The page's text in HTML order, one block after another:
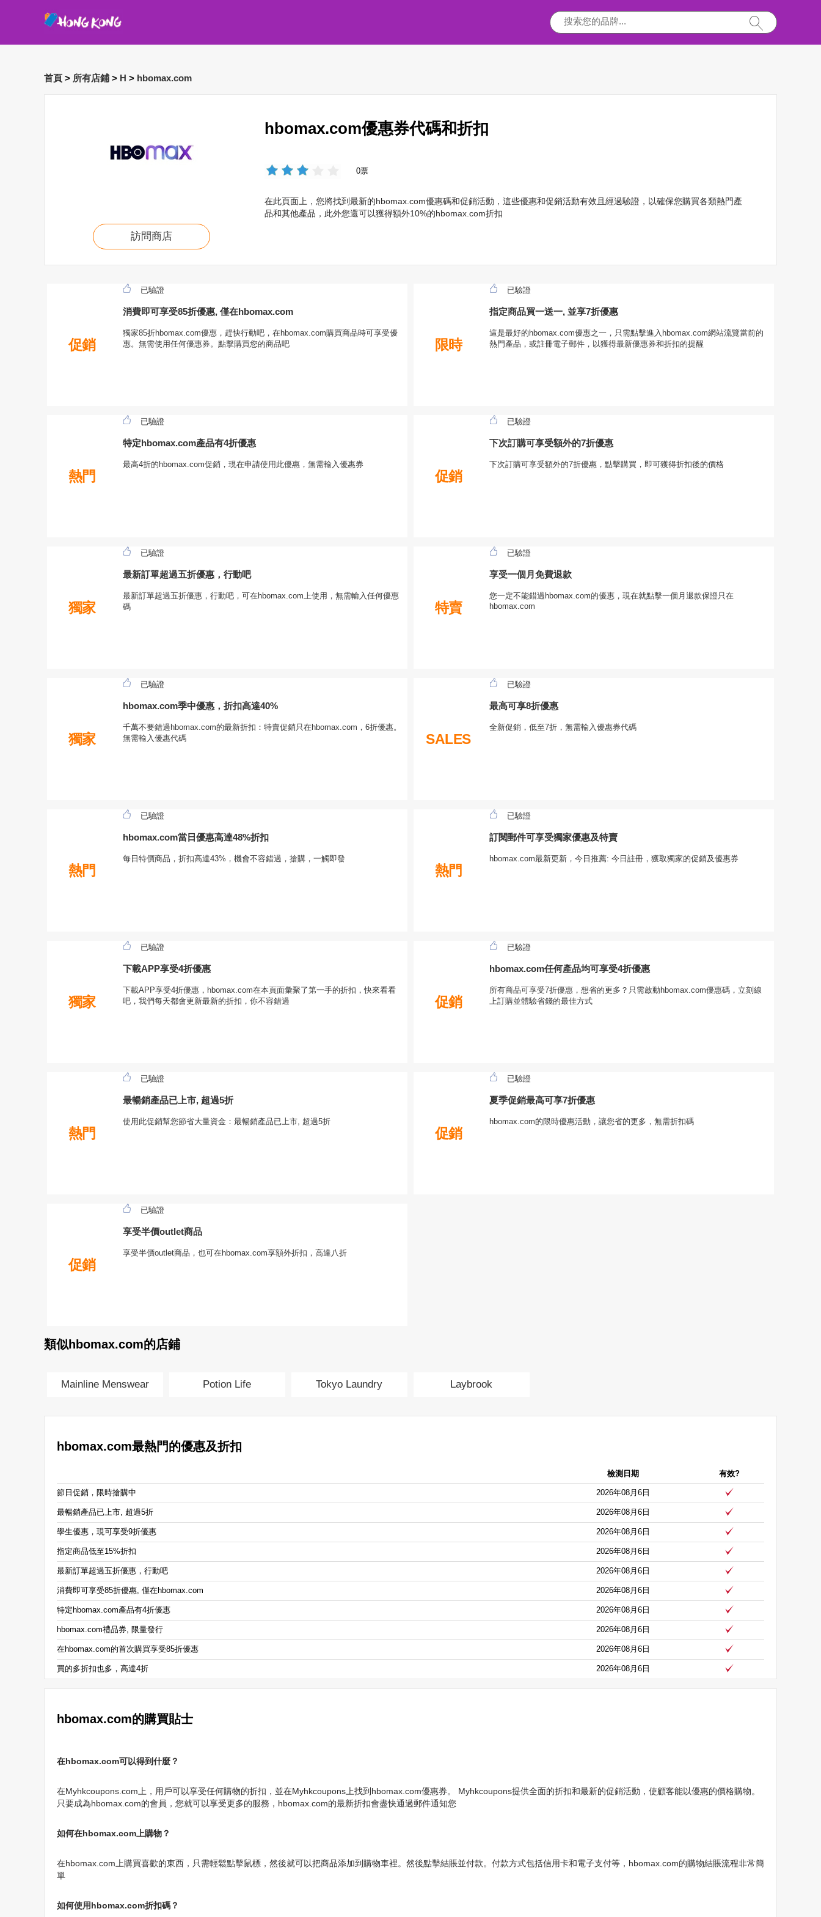
首頁 > 所有店鋪 > H > hbomax.com
訪問商店
hbomax.com優惠券代碼和折扣
0票
在此頁面上，您將找到最新的hbomax.com優惠碼和促銷活動，這些優惠和促銷活動有效且經過驗證，以確保您購買各類熱門產
品和其他產品，此外您還可以獲得額外10%的hbomax.com折扣
促銷
已驗證
消費即可享受85折優惠, 僅在hbomax.com
獨家85折hbomax.com優惠，趕快行動吧，在hbomax.com購買商品時可享受優
惠。無需使用任何優惠券。點擊購買您的商品吧
限時
已驗證
指定商品買一送一, 並享7折優惠
這是最好的hbomax.com優惠之一，只需點擊進入hbomax.com網站流覽當前的
熱門產品，或註冊電子郵件，以獲得最新優惠券和折扣的提醒
熱門
已驗證
特定hbomax.com產品有4折優惠
最高4折的hbomax.com促銷，現在申請使用此優惠，無需輸入優惠券
促銷
已驗證
下次訂購可享受額外的7折優惠
下次訂購可享受額外的7折優惠，點擊購買，即可獲得折扣後的價格
獨家
已驗證
最新訂單超過五折優惠，行動吧
最新訂單超過五折優惠，行動吧，可在hbomax.com上使用，無需輸入任何優惠
碼
特賣
已驗證
享受一個月免費退款
您一定不能錯過hbomax.com的優惠，現在就點擊一個月退款保證只在
hbomax.com
獨家
已驗證
hbomax.com季中優惠，折扣高達40%
千萬不要錯過hbomax.com的最新折扣：特賣促銷只在hbomax.com，6折優惠。
無需輸入優惠代碼
SALES
已驗證
最高可享8折優惠
全新促銷，低至7折，無需輸入優惠券代碼
熱門
已驗證
hbomax.com當日優惠高達48%折扣
每日特價商品，折扣高達43%，機會不容錯過，搶購，一觸即發
熱門
已驗證
訂閱郵件可享受獨家優惠及特賣
hbomax.com最新更新，今日推薦: 今日註冊，獲取獨家的促銷及優惠券
獨家
已驗證
下載APP享受4折優惠
下載APP享受4折優惠，hbomax.com在本頁面彙聚了第一手的折扣，快來看看
吧，我們每天都會更新最新的折扣，你不容錯過
促銷
已驗證
hbomax.com任何產品均可享受4折優惠
所有商品可享受7折優惠，想省的更多？只需啟動hbomax.com優惠碼，立刻線
上訂購並體驗省錢的最佳方式
熱門
已驗證
最暢銷產品已上市, 超過5折
使用此促銷幫您節省大量資金：最暢銷產品已上市, 超過5折
促銷
已驗證
夏季促銷最高可享7折優惠
hbomax.com的限時優惠活動，讓您省的更多，無需折扣碼
促銷
已驗證
享受半價outlet商品
享受半價outlet商品，也可在hbomax.com享額外折扣，高達八折
類似hbomax.com的店鋪
Mainline Menswear Potion Life Tokyo Laundry Laybrook
hbomax.com最熱門的優惠及折扣
檢測日期 有效?
節日促銷，限時搶購中 2026年08月6日
最暢銷產品已上市, 超過5折 2026年08月6日
學生優惠，現可享受9折優惠 2026年08月6日
指定商品低至15%折扣 2026年08月6日
最新訂單超過五折優惠，行動吧 2026年08月6日
消費即可享受85折優惠, 僅在hbomax.com 2026年08月6日
特定hbomax.com產品有4折優惠 2026年08月6日
hbomax.com禮品券, 限量發行 2026年08月6日
在hbomax.com的首次購買享受85折優惠 2026年08月6日
買的多折扣也多，高達4折 2026年08月6日
hbomax.com的購買貼士
在hbomax.com可以得到什麼？
在Myhkcoupons.com上，用戶可以享受任何購物的折扣，並在Myhkcoupons上找到hbomax.com優惠券。 Myhkcoupons提供全面的折扣和最新的促銷活動，使顧客能以優惠的價格購物。
只要成為hbomax.com的會員，您就可以享受更多的服務，hbomax.com的最新折扣會盡快通過郵件通知您
如何在hbomax.com上購物？
在hbomax.com上購買喜歡的東西，只需輕鬆點擊鼠標，然後就可以把商品添加到購物車裡。然後點擊結賬並付款。付款方式包括信用卡和電子支付等，hbomax.com的購物結賬流程非常簡
單
如何使用hbomax.com折扣碼？